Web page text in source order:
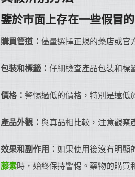
鑒於市面上存在一些假冒
購買管道： 儘量選擇正規的藥店或官
包裝和標籤： 仔細檢查產品包裝和標
價格： 警惕過低的價格，特別是遠低
產品外觀： 與真品相比較，注意觀察
效果和副作用： 如果使用後沒有明顯
藤素時，始終保持警惕。藥物的購